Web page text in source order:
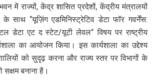
भवन में राज्यों, केंद्र शासित प्रदेशों, केंद्रीय मंत्रालयों
साथ “यूज़िंग एडमिनिस्ट्रेटिव डेटा फॉर गवर्नेंस:
डेटा एट द स्टेट/यूटी लेवल” विषय पर राष्ट्रीय
का आयोजन किया। इस कार्यशाला का उद्देश्य
को सुदृढ़ करना और राज्य स्तर पर विभागों के
बनाना है।